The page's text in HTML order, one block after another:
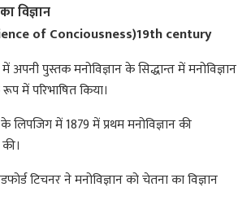
विज्ञान
of Conciousness)19th century
पुस्तक मनोविज्ञान के सिद्धान्त में मनोविज्ञान
में परिभाषित किया।
लिपजिग में 1879 में प्रथम मनोविज्ञान की
टिचनर ने मनोविज्ञान को चेतना का विज्ञान